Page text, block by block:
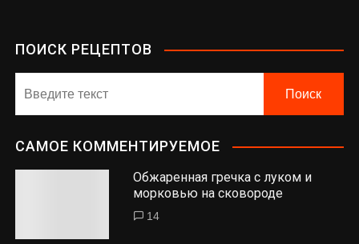
ПОИСК РЕЦЕПТОВ
САМОЕ КОММЕНТИРУЕМОЕ
Обжаренная гречка с луком и
морковью на сковороде
14